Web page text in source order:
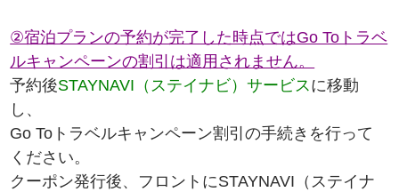
②宿泊プランの予約が完了した時点ではGo Toトラベ
ルキャンペーンの割引は適用されません。
予約後STAYNAVI（ステイナビ）サービスに移動
し、
Go Toトラベルキャンペーン割引の手続きを行って
ください。
クーポン発行後、フロントにSTAYNAVI（ステイナ